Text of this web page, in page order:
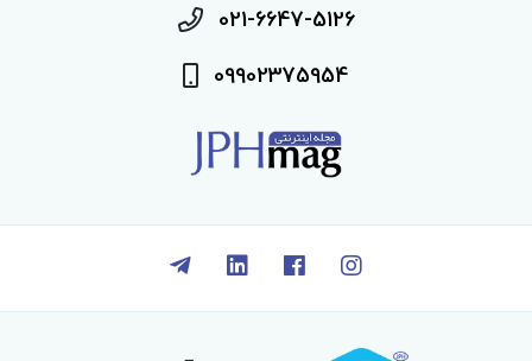
021-6647-5126
09902375954